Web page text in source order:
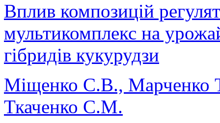
Вплив композицій
мультикомплекс на
гібридів кукурудзи
Міщенко С.В.,
Ткаченко С.М.